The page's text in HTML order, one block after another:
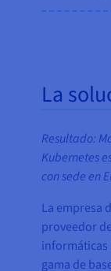
La
Resultado:
Kubernetes
con sede en
La empresa
proveedor
informáticas
gama de